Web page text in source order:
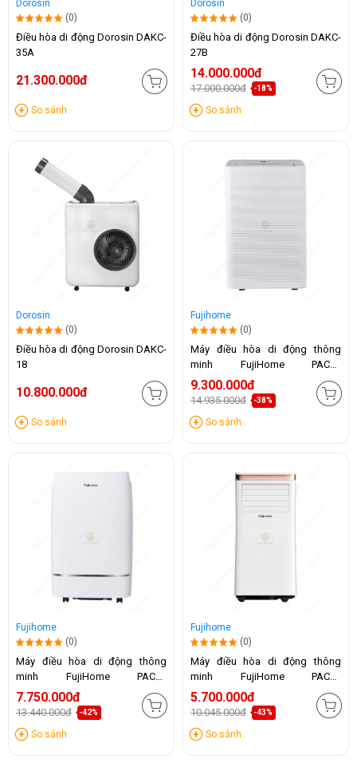
Dorosin
(0)
Điều hòa di động Dorosin DAKC-
35A
21.300.000đ
So sánh
Dorosin
(0)
Điều hòa di động Dorosin DAKC-
27B
14.000.000đ
17.000.000đ -18%
So sánh
Dorosin
(0)
Điều hòa di động Dorosin DAKC-
18
10.800.000đ
So sánh
Fujihome
(0)
Máy điều hòa di động thông
minh FujiHome PAC14
(14.000BTU)
9.300.000đ
14.935.000đ -38%
So sánh
Fujihome
(0)
Máy điều hòa di động thông
minh FujiHome PAC12
(12.000BTU)
7.750.000đ
13.440.000đ -42%
So sánh
Fujihome
(0)
Máy điều hòa di động thông
minh FujiHome PAC10
(10.000BTU)
5.700.000đ
10.045.000đ -43%
So sánh